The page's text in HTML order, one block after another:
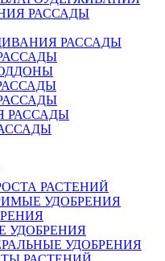
РАССАДЫ
РАССАДЫ
РАССАДЫ
РАСТЕНИЙ
УДОБРЕНИЯ
УДОБРЕНИЯ
УДОБРЕНИЯ